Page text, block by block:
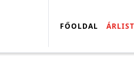
FŐOLDAL